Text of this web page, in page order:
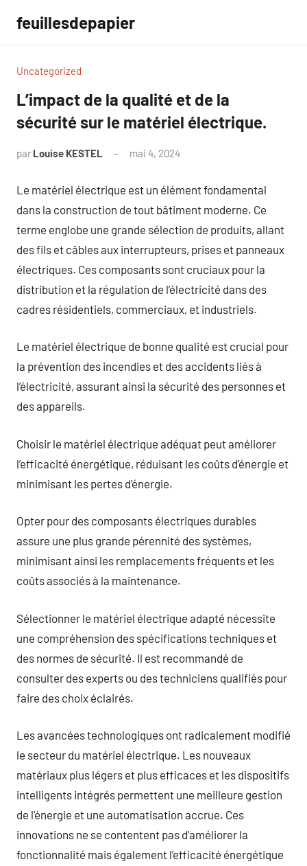
contenu
feuillesdepapier
Uncategorized
L’impact de la qualité et de la
sécurité sur le matériel électrique.
par Louise KESTEL mai 4, 2024
Le matériel électrique est un élément fondamental
dans la construction de tout bâtiment moderne. Ce
terme englobe une grande sélection de produits, allant
des fils et câbles aux interrupteurs, prises et panneaux
électriques. Ces composants sont cruciaux pour la
distribution et la régulation de l’électricité dans des
cadres résidentiels, commerciaux, et industriels.
Le matériel électrique de bonne qualité est crucial pour
la prévention des incendies et des accidents liés à
l’électricité, assurant ainsi la sécurité des personnes et
des appareils.
Choisir le matériel électrique adéquat peut améliorer
l’efficacité énergétique, réduisant les coûts d’énergie et
minimisant les pertes d’énergie.
Opter pour des composants électriques durables
assure une plus grande pérennité des systèmes,
minimisant ainsi les remplacements fréquents et les
coûts associés à la maintenance.
Sélectionner le matériel électrique adapté nécessite
une compréhension des spécifications techniques et
des normes de sécurité. Il est recommandé de
consulter des experts ou des techniciens qualifiés pour
faire des choix éclairés.
Les avancées technologiques ont radicalement modifié
le secteur du matériel électrique. Les nouveaux
matériaux plus légers et plus efficaces et les dispositifs
intelligents intégrés permettent une meilleure gestion
de l’énergie et une automatisation accrue. Ces
innovations ne se contentent pas d’améliorer la
fonctionnalité mais également l’efficacité énergétique